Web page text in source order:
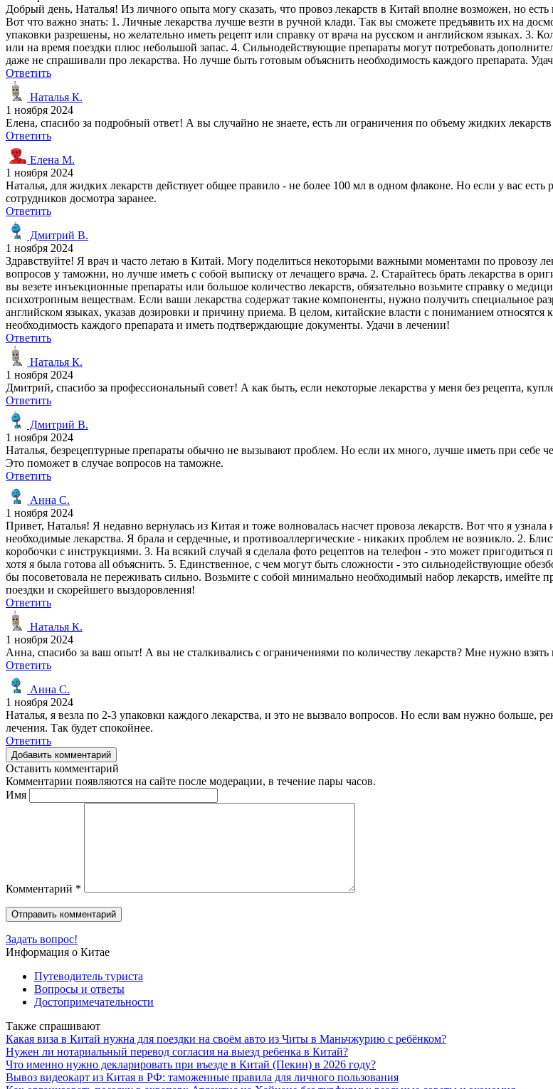
Добрый день, Наталья! Из личного опыта могу сказать, что провоз лекарств в Китай вполне возможен, но
Вот что важно знать: 1. Личные лекарства лучше везти в ручной клади. Так вы сможете предъявить их на
упаковки разрешены, но желательно иметь рецепт или справку от врача на русском и английском языках. 3.
или на время поездки плюс небольшой запас. 4. Сильнодействующие препараты могут потребовать
даже не спрашивали про лекарства. Но лучше быть готовым объяснить необходимость каждого препарата.
Ответить
Наталья К.
1 ноября 2024
Елена, спасибо за подробный ответ! А вы случайно не знаете, есть ли ограничения по объему жидких
Ответить
Елена М.
1 ноября 2024
Наталья, для жидких лекарств действует общее правило - не более 100 мл в одном флаконе. Но если у вас
сотрудников досмотра заранее.
Ответить
Дмитрий В.
1 ноября 2024
Здравствуйте! Я врач и часто летаю в Китай. Могу поделиться некоторыми важными моментами по провозу
вопросов у таможни, но лучше иметь с собой выписку от лечащего врача. 2. Старайтесь брать лекарства в
вы везете инъекционные препараты или большое количество лекарств, обязательно возьмите справку о
психотропным веществам. Если ваши лекарства содержат такие компоненты, нужно получить специальное
английском языках, указав дозировки и причину приема. В целом, китайские власти с пониманием
необходимость каждого препарата и иметь подтверждающие документы. Удачи в лечении!
Ответить
Наталья К.
1 ноября 2024
Дмитрий, спасибо за профессиональный совет! А как быть, если некоторые лекарства у меня без рецепта,
Ответить
Дмитрий В.
1 ноября 2024
Наталья, безрецептурные препараты обычно не вызывают проблем. Но если их много, лучше иметь при себе
Это поможет в случае вопросов на таможне.
Ответить
Анна С.
1 ноября 2024
Привет, Наталья! Я недавно вернулась из Китая и тоже волновалась насчет провоза лекарств. Вот что я
необходимые лекарства. Я брала и сердечные, и противоаллергические - никаких проблем не возникло. 2.
коробочки с инструкциями. 3. На всякий случай я сделала фото рецептов на телефон - это может
хотя я была готова all объяснить. 5. Единственное, с чем могут быть сложности - это сильнодействующие
бы посоветовала не переживать сильно. Возьмите с собой минимально необходимый набор лекарств,
поездки и скорейшего выздоровления!
Ответить
Наталья К.
1 ноября 2024
Анна, спасибо за ваш опыт! А вы не сталкивались с ограничениями по количеству лекарств? Мне нужно взять
Ответить
Анна С.
1 ноября 2024
Наталья, я везла по 2-3 упаковки каждого лекарства, и это не вызвало вопросов. Но если вам нужно больше,
лечения. Так будет спокойнее.
Ответить
Добавить комментарий
Оставить комментарий
Комментарии появляются на сайте после модерации, в течение пары часов.
Имя
Комментарий *
Задать вопрос!
Информация о Китае
Путеводитель туриста
Вопросы и ответы
Достопримечательности
Также спрашивают
Какая виза в Китай нужна для поездки на своём авто из Читы в Маньчжурию с ребёнком?
Нужен ли нотариальный перевод согласия на выезд ребенка в Китай?
Что именно нужно декларировать при въезде в Китай (Пекин) в 2026 году?
Вывоз видеокарт из Китая в РФ: таможенные правила для личного пользования